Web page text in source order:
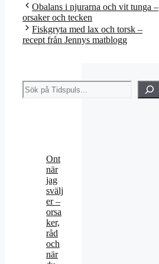
Obalans i njurarna och vit tunga –
orsaker och tecken
Fiskgryta med lax och torsk –
recept från Jennys matblogg
Sök
Ont
när
jag
svälj
er –
orsa
ker,
råd
och
när